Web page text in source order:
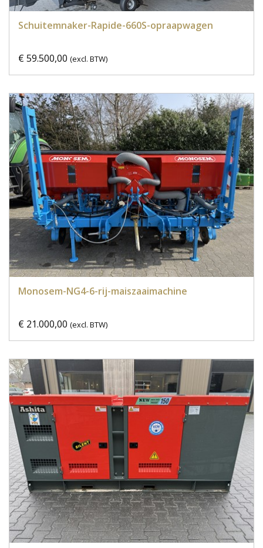
Schuitemnaker-Rapide-660S-opraapwagen
€ 59.500,00 (excl. BTW)
Monosem-NG4-6-rij-maiszaaimachine
€ 21.000,00 (excl. BTW)